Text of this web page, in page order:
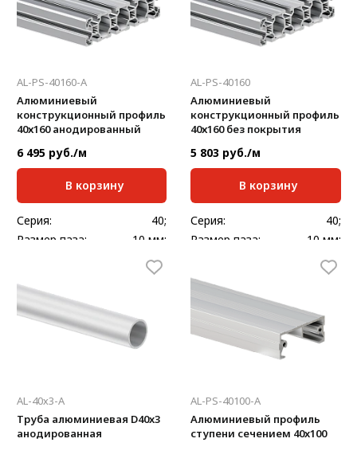
Масса, кг/м:
4,158
Масса, кг/м:
4,158
AL-PS-40160-A
Алюминиевый
конструкционный профиль
40х160 анодированный
6 495 руб./м
В корзину
Серия:
40;
Размер паза:
10 мм;
40х160
Стандартная длина,
мм:
Масса, кг/м:
5,467
AL-PS-40160
Алюминиевый
конструкционный профиль
40х160 без покрытия
5 803 руб./м
В корзину
Серия:
40;
Размер паза:
10 мм;
40х160
Стандартная длина,
мм:
Масса, кг/м:
5,467
AL-40х3-А
Труба алюминиевая D40x3
анодированная
AL-PS-40100-A
Алюминиевый профиль
ступени сечением 40x100